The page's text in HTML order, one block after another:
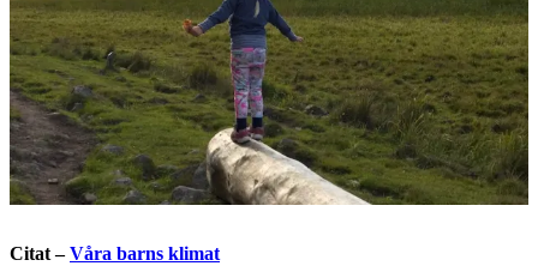
Citat –Våra barns klimat